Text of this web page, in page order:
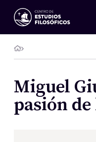
Eventos
Novedades
Investigación
Redes
Publicaciones
Galería
Miguel
pasión